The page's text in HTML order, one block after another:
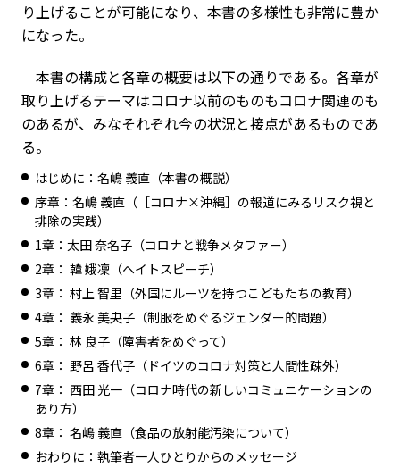
り上げることが可能になり、本書の多様性も非常に豊か
になった。
本書の構成と各章の概要は以下の通りである。各章が
取り上げるテーマはコロナ以前のものもコロナ関連のも
のあるが、みなそれぞれ今の状況と接点があるものであ
る。
はじめに：名嶋 義直（本書の概説）
序章：名嶋 義直（［コロナ×沖縄］の報道にみるリスク視と
排除の実践）
1章：太田 奈名子（コロナと戦争メタファー）
2章： 韓 娥凜（ヘイトスピーチ）
3章： 村上 智里（外国にルーツを持つこどもたちの教育）
4章： 義永 美央子（制服をめぐるジェンダー的問題）
5章： 林 良子（障害者をめぐって）
6章： 野呂 香代子（ドイツのコロナ対策と人間性疎外）
7章： 西田 光一（コロナ時代の新しいコミュニケーションの
あり方）
8章： 名嶋 義直（食品の放射能汚染について）
おわりに：執筆者一人ひとりからのメッセージ